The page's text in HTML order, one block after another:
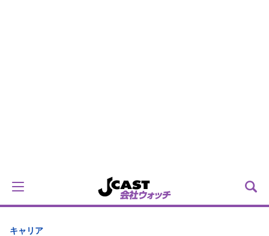
キャリア